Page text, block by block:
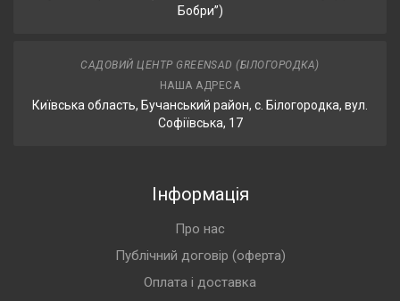
Бобри”)
САДОВИЙ ЦЕНТР GREENSAD (БІЛОГОРОДКА)
НАША АДРЕСА
Київська область, Бучанський район, с. Білогородка, вул.
Софіївська, 17
Інформація
Про нас
Публічний договір (оферта)
Оплата і доставка